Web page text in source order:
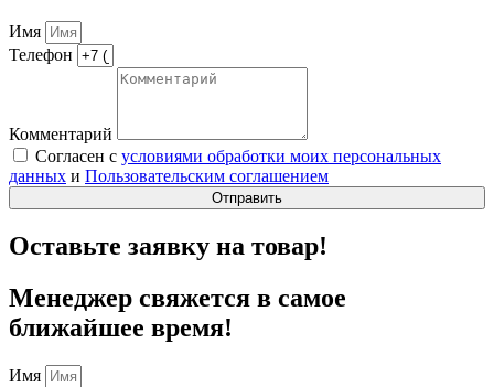
Имя
Телефон
Комментарий
Согласен с условиями обработки моих персональных
данных и Пользовательским соглашением
Отправить
Оставьте заявку на товар!
Менеджер свяжется в самое
ближайшее время!
Имя